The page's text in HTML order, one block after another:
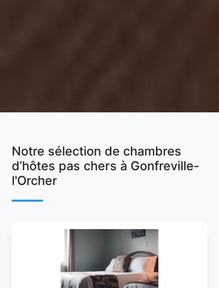
Notre sélection de chambres
d’hôtes pas chers à Gonfreville-
l'Orcher